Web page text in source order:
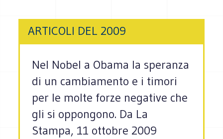
ARTICOLI DEL 2009
Nel Nobel a Obama la speranza
di un cambiamento e i timori
per le molte forze negative che
gli si oppongono. Da La
Stampa, 11 ottobre 2009